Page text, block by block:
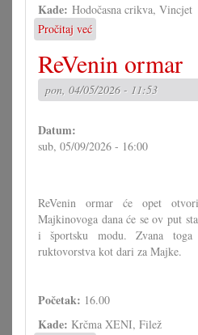
Kade: Hodočasna crikva, Vincjet
Pročitaj već
Fatimsko
svečevanje
u
Vincjetu
ReVenin ormar
pon, 04/05/2026 - 11:53
Datum:
sub, 05/09/2026 - 16:00
ReVenin ormar će opet
Majkinovoga dana će se ov put
i športsku modu. Zvana
ruktovorstva kot dari za Majke.
Početak: 16.00
Kade: Krčma XENI, Filež